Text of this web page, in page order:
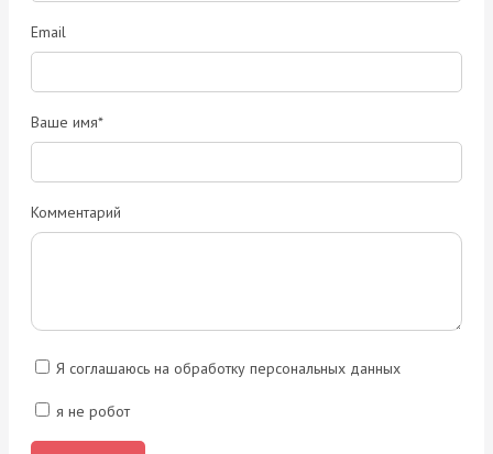
Email
Ваше имя*
Комментарий
Я соглашаюсь на обработку персональных данных
я не робот